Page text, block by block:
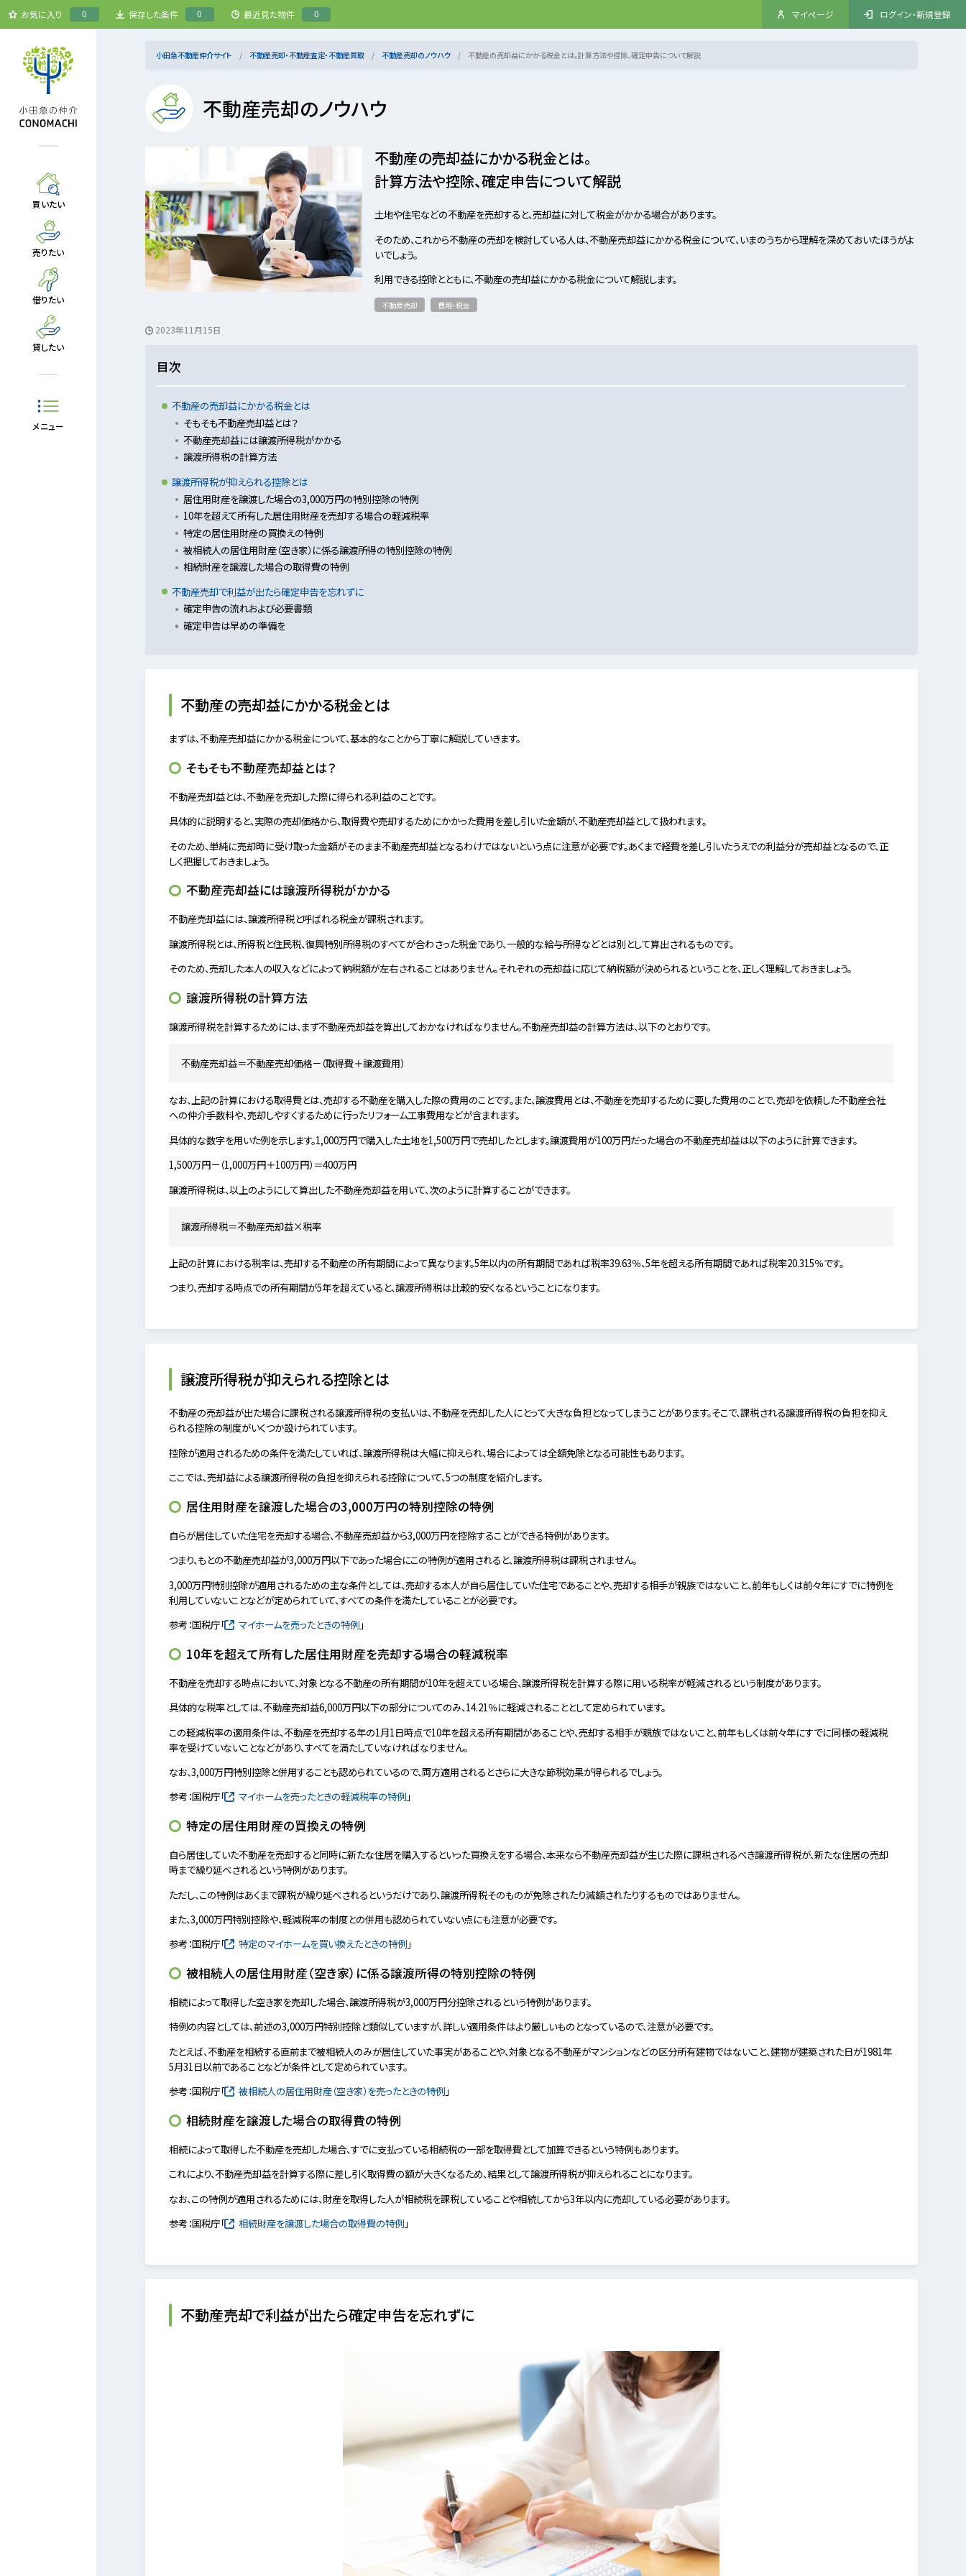
お気に入り 0 保存した条件 0 最近見た物件 0 マイページ ログイン・新規登録
買いたい
売りたい
借りたい
貸したい
メニュー
小田急不動産仲介サイト 不動産売却・不動産査定・不動産買取 不動産売却のノウハウ 不動産の売却益にかかる税金とは。計算方法や控除、確定申告について解説
不動産売却のノウハウ
不動産の売却益にかかる税金とは。
計算方法や控除、確定申告について解説
土地や住宅などの不動産を売却すると、売却益に対して税金がかかる場合があります。
そのため、これから不動産の売却を検討している人は、不動産売却益にかかる税金について、いまのうちから理解を深めておいたほうがよ
いでしょう。
利用できる控除とともに、不動産の売却益にかかる税金について解説します。
不動産売却 費用・税金
2023年11月15日
目次
不動産の売却益にかかる税金とは
そもそも不動産売却益とは？
不動産売却益には譲渡所得税がかかる
譲渡所得税の計算方法
譲渡所得税が抑えられる控除とは
居住用財産を譲渡した場合の3,000万円の特別控除の特例
10年を超えて所有した居住用財産を売却する場合の軽減税率
特定の居住用財産の買換えの特例
被相続人の居住用財産（空き家）に係る譲渡所得の特別控除の特例
相続財産を譲渡した場合の取得費の特例
不動産売却で利益が出たら確定申告を忘れずに
確定申告の流れおよび必要書類
確定申告は早めの準備を
不動産の売却益にかかる税金とは
まずは、不動産売却益にかかる税金について、基本的なことから丁寧に解説していきます。
そもそも不動産売却益とは？
不動産売却益とは、不動産を売却した際に得られる利益のことです。
具体的に説明すると、実際の売却価格から、取得費や売却するためにかかった費用を差し引いた金額が、不動産売却益として扱われます。
そのため、単純に売却時に受け取った金額がそのまま不動産売却益となるわけではないという点に注意が必要です。あくまで経費を差し引いたうえでの利益分が売却益となるので、正
しく把握しておきましょう。
不動産売却益には譲渡所得税がかかる
不動産売却益には、譲渡所得税と呼ばれる税金が課税されます。
譲渡所得税とは、所得税と住民税、復興特別所得税のすべてが合わさった税金であり、一般的な給与所得などとは別として算出されるものです。
そのため、売却した本人の収入などによって納税額が左右されることはありません。それぞれの売却益に応じて納税額が決められるということを、正しく理解しておきましょう。
譲渡所得税の計算方法
譲渡所得税を計算するためには、まず不動産売却益を算出しておかなければなりません。不動産売却益の計算方法は、以下のとおりです。
不動産売却益＝不動産売却価格－（取得費＋譲渡費用）
なお、上記の計算における取得費とは、売却する不動産を購入した際の費用のことです。また、譲渡費用とは、不動産を売却するために要した費用のことで、売却を依頼した不動産会社
への仲介手数料や、売却しやすくするために行ったリフォーム工事費用などが含まれます。
具体的な数字を用いた例を示します。1,000万円で購入した土地を1,500万円で売却したとします。譲渡費用が100万円だった場合の不動産売却益は以下のように計算できます。
1,500万円－（1,000万円＋100万円）＝400万円
譲渡所得税は、以上のようにして算出した不動産売却益を用いて、次のように計算することができます。
譲渡所得税＝不動産売却益×税率
上記の計算における税率は、売却する不動産の所有期間によって異なります。5年以内の所有期間であれば税率39.63％、5年を超える所有期間であれば税率20.315％です。
つまり、売却する時点での所有期間が5年を超えていると、譲渡所得税は比較的安くなるということになります。
譲渡所得税が抑えられる控除とは
不動産の売却益が出た場合に課税される譲渡所得税の支払いは、不動産を売却した人にとって大きな負担となってしまうことがあります。そこで、課税される譲渡所得税の負担を抑え
られる控除の制度がいくつか設けられています。
控除が適用されるための条件を満たしていれば、譲渡所得税は大幅に抑えられ、場合によっては全額免除となる可能性もあります。
ここでは、売却益による譲渡所得税の負担を抑えられる控除について、5つの制度を紹介します。
居住用財産を譲渡した場合の3,000万円の特別控除の特例
自らが居住していた住宅を売却する場合、不動産売却益から3,000万円を控除することができる特例があります。
つまり、もとの不動産売却益が3,000万円以下であった場合にこの特例が適用されると、譲渡所得税は課税されません。
3,000万円特別控除が適用されるための主な条件としては、売却する本人が自ら居住していた住宅であることや、売却する相手が親族ではないこと、前年もしくは前々年にすでに特例を
利用していないことなどが定められていて、すべての条件を満たしていることが必要です。
参考：国税庁「
マイホームを売ったときの特例 」
10年を超えて所有した居住用財産を売却する場合の軽減税率
不動産を売却する時点において、対象となる不動産の所有期間が10年を超えている場合、譲渡所得税を計算する際に用いる税率が軽減されるという制度があります。
具体的な税率としては、不動産売却益6,000万円以下の部分についてのみ、14.21％に軽減されることとして定められています。
この軽減税率の適用条件は、不動産を売却する年の1月1日時点で10年を超える所有期間があることや、売却する相手が親族ではないこと、前年もしくは前々年にすでに同様の軽減税
率を受けていないことなどがあり、すべてを満たしていなければなりません。
なお、3,000万円特別控除と併用することも認められているので、両方適用されるとさらに大きな節税効果が得られるでしょう。
参考：国税庁「
マイホームを売ったときの軽減税率の特例 」
特定の居住用財産の買換えの特例
自ら居住していた不動産を売却すると同時に新たな住居を購入するといった買換えをする場合、本来なら不動産売却益が生じた際に課税されるべき譲渡所得税が、新たな住居の売却
時まで繰り延べされるという特例があります。
ただし、この特例はあくまで課税が繰り延べされるというだけであり、譲渡所得税そのものが免除されたり減額されたりするものではありません。
また、3,000万円特別控除や、軽減税率の制度との併用も認められていない点にも注意が必要です。
参考：国税庁「
特定のマイホームを買い換えたときの特例 」
被相続人の居住用財産（空き家）に係る譲渡所得の特別控除の特例
相続によって取得した空き家を売却した場合、譲渡所得税が3,000万円分控除されるという特例があります。
特例の内容としては、前述の3,000万円特別控除と類似していますが、詳しい適用条件はより厳しいものとなっているので、注意が必要です。
たとえば、不動産を相続する直前まで被相続人のみが居住していた事実があることや、対象となる不動産がマンションなどの区分所有建物ではないこと、建物が建築された日が1981年
5月31日以前であることなどが条件として定められています。
参考：国税庁「
被相続人の居住用財産（空き家）を売ったときの特例 」
相続財産を譲渡した場合の取得費の特例
相続によって取得した不動産を売却した場合、すでに支払っている相続税の一部を取得費として加算できるという特例もあります。
これにより、不動産売却益を計算する際に差し引く取得費の額が大きくなるため、結果として譲渡所得税が抑えられることになります。
なお、この特例が適用されるためには、財産を取得した人が相続税を課税していることや相続してから3年以内に売却している必要があります。
参考：国税庁「
相続財産を譲渡した場合の取得費の特例 」
不動産売却で利益が出たら確定申告を忘れずに